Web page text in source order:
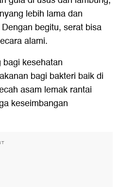
lebih lama dan
begitu, serat bisa
alami.
kesehatan
bagi bakteri baik di
asam lemak rantai
keseimbangan